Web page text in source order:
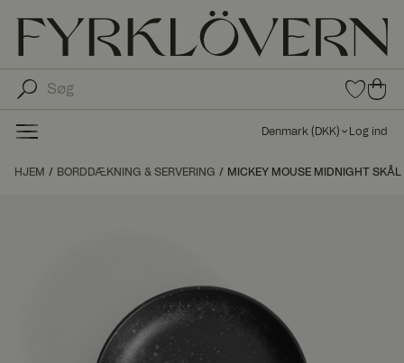
0
var
fav
0
var
er i
kø
Denmark ( DKK) Log ind
HJEM BORDDÆKNING & SERVERING MICKEY MOUSE MIDNIGHT SKÅL